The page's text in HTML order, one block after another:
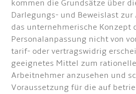
kommen die Grundsätze über
Darlegungs- und Beweislast zur
das unternehmerische Konzept
Personalanpassung nicht von
tarif- oder vertragswidrig
geeignetes Mittel zum
Arbeitnehmer anzusehen und
Voraussetzung für die auf